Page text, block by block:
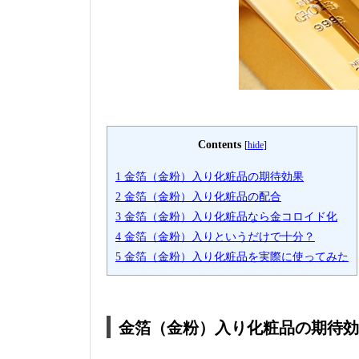
Contents [hide]
1 金箔（金粉）入り化粧品の期待効果
2 金箔（金粉）入り化粧品の配合
3 金箔（金粉）入り化粧品なら金コロイド化
4 金箔（金粉）入りというだけで十分？
5 金箔（金粉）入り化粧品を実際に使ってみた
金箔（金粉）入り化粧品の期待